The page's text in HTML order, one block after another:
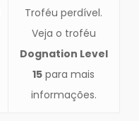
Troféu perdível.
Veja o troféu
Dognation Level
15 para mais
informações.